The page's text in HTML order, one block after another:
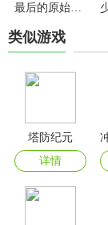
最后的原始人0.1折
类似游戏
塔防纪元
详情